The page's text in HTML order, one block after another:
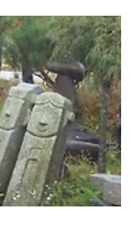
옥천면 옥천리 75번지
Art. All rights